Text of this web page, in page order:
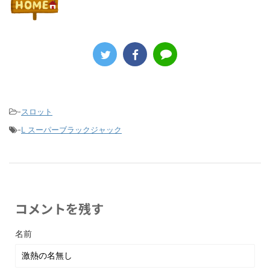
-スロット
-L スーパーブラックジャック
コメントを残す
名前